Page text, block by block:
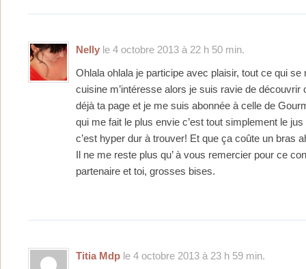
Nelly le 4 octobre 2013 à 22 h 50 min.
Ohlala ohlala je participe avec plaisir, tout ce qui se
cuisine m’intéresse alors je suis ravie de découvrir
déjà ta page et je me suis abonnée à celle de
qui me fait le plus envie c’est tout simplement le
c’est hyper dur à trouver! Et que ça coûte un bras
Il ne me reste plus qu’ à vous remercier pour ce
partenaire et toi, grosses bises.
Titia Mdp le 4 octobre 2013 à 23 h 59 min.